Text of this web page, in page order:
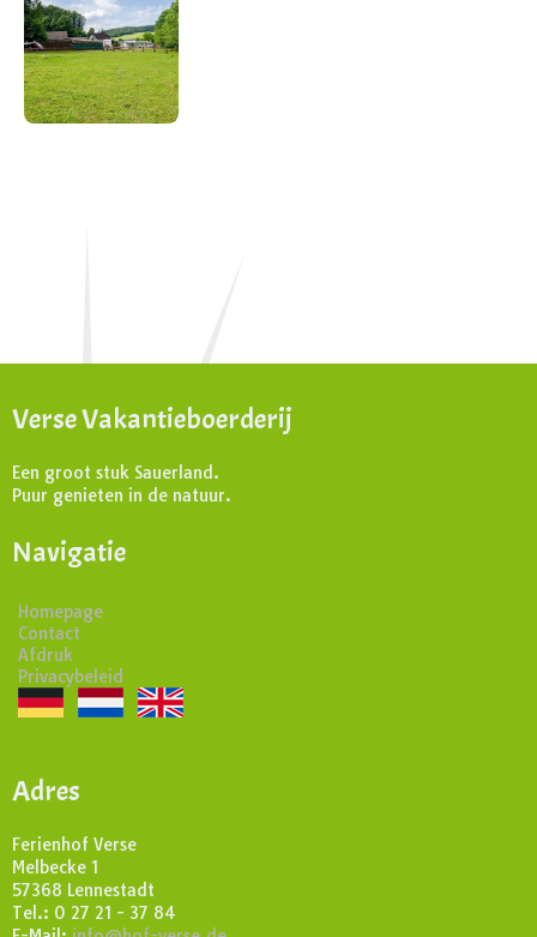
Verse Vakantieboerderij
Een groot stuk Sauerland.
Puur genieten in de natuur.
Navigatie
Homepage
Contact
Afdruk
Privacybeleid
Adres
Ferienhof Verse
Melbecke 1
57368 Lennestadt
Tel.: 0 27 21 - 37 84